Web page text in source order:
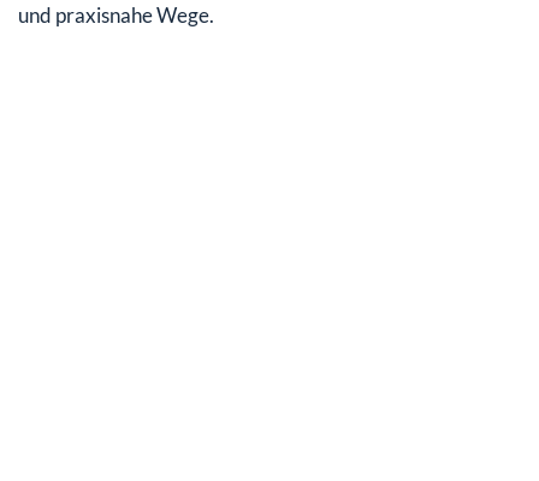
und praxisnahe Wege.